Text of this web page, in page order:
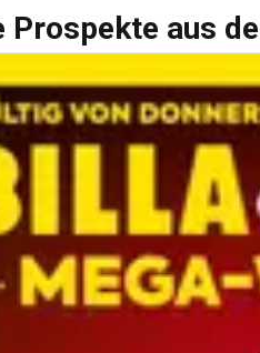
Prospekte aus